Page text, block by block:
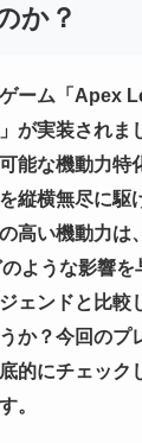
か？
ーム「Apex
が実装されま
能な機動力特
縦横無尽に駆
高い機動力は
ような影響を
ェンドと比較
か？今回のプ
的にチェック
。